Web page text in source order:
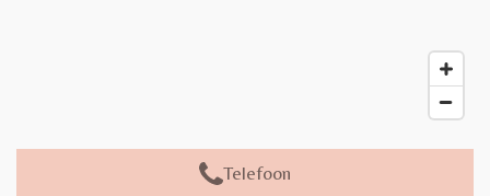
Telefoon